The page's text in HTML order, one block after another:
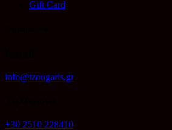
Gift Card
info@tzougaris.gr
+30 2510 228410